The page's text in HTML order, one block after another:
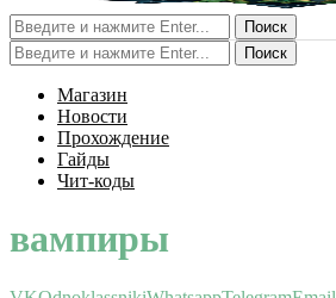
Поиск
Поиск
Магазин
Новости
Прохождение
Гайды
Чит-коды
вампиры